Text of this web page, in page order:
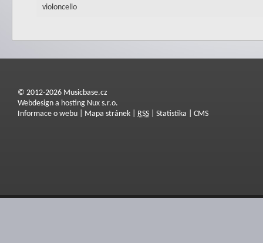
violoncello
© 2012-2026 Musicbase.cz
Webdesign a hosting Nux s.r.o.
Informace o webu
Mapa stránek RSS Statistika CMS